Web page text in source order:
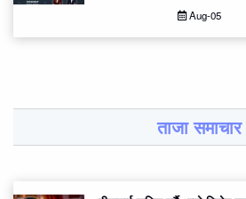
Aug-05
ताजा समाचार